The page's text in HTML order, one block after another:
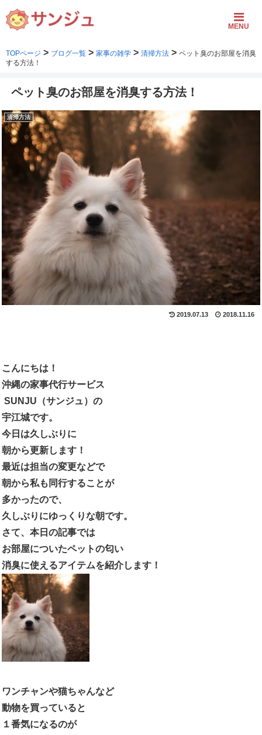
MENU
TOPページ > ブログ一覧 > 家事の雑学 > 清掃方法 > ペット臭のお部屋を消臭
する方法！
ペット臭のお部屋を消臭する方法！
清掃方法
2019.07.13 2018.11.16
こんにちは！
沖縄の家事代行サービス
SUNJU（サンジュ）の
宇江城です。
今日は久しぶりに
朝から更新します！
最近は担当の変更などで
朝から私も同行することが
多かったので、
久しぶりにゆっくりな朝です。
さて、本日の記事では
お部屋についたペットの匂い
消臭に使えるアイテムを紹介します！
ワンチャンや猫ちゃんなど
動物を買っていると
１番気になるのが